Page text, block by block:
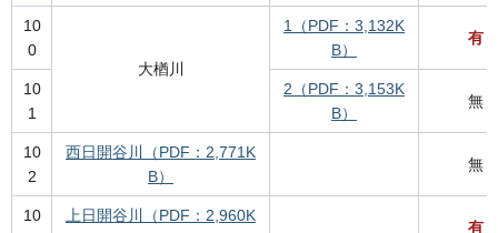
10
0
大楢川
1（PDF：3,132K
B）
有
10
1
2（PDF：3,153K
B）
無
10
2
西日開谷川（PDF：2,771K
B）
無
10
上日開谷川（PDF：2,960K
有